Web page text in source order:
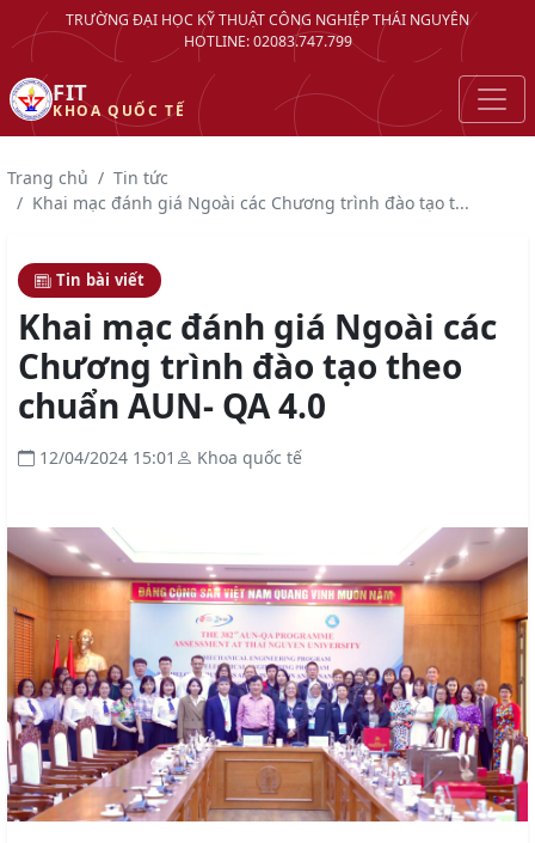
TRƯỜNG ĐẠI HỌC KỸ THUẬT CÔNG NGHIỆP THÁI NGUYÊN
HOTLINE: 02083.747.799
FIT
KHOA QUỐC TẾ
Trang chủ
Tin tức
Khai mạc đánh giá Ngoài các Chương trình đào tạo t...
Tin bài viết
Khai mạc đánh giá Ngoài các
Chương trình đào tạo theo
chuẩn AUN- QA 4.0
12/04/2024 15:01 Khoa quốc tế